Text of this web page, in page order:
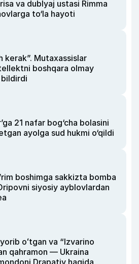
va dublyaj ustasi Rimma
to‘la hayoti
kerak”. Mutaxassislar
boshqara olmay
21 nafar bog‘cha bolasini
ayolga sud hukmi o‘qildi
boshimga sakkizta bomba
siyosiy ayblovlardan
oʻtgan va “Izvarino
qahramon — Ukraina
Drapatiy haqida